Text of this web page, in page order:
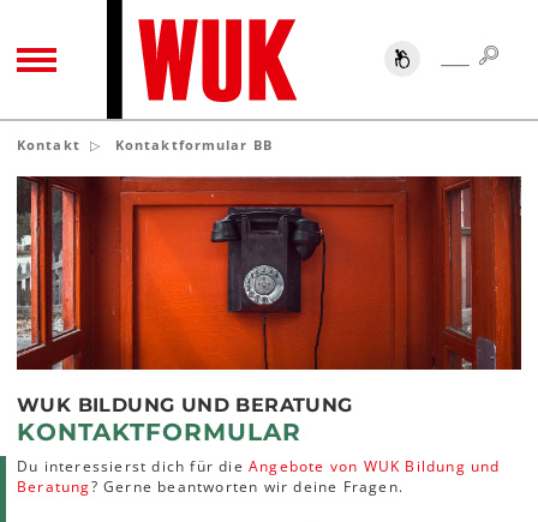
TOGGLE NAVIGATION SUCHE
Kontakt Kontaktformular BB
WUK BILDUNG UND BERATUNG
KONTAKTFORMULAR
Du interessierst dich für die Angebote von WUK Bildung und
Beratung? Gerne beantworten wir deine Fragen.